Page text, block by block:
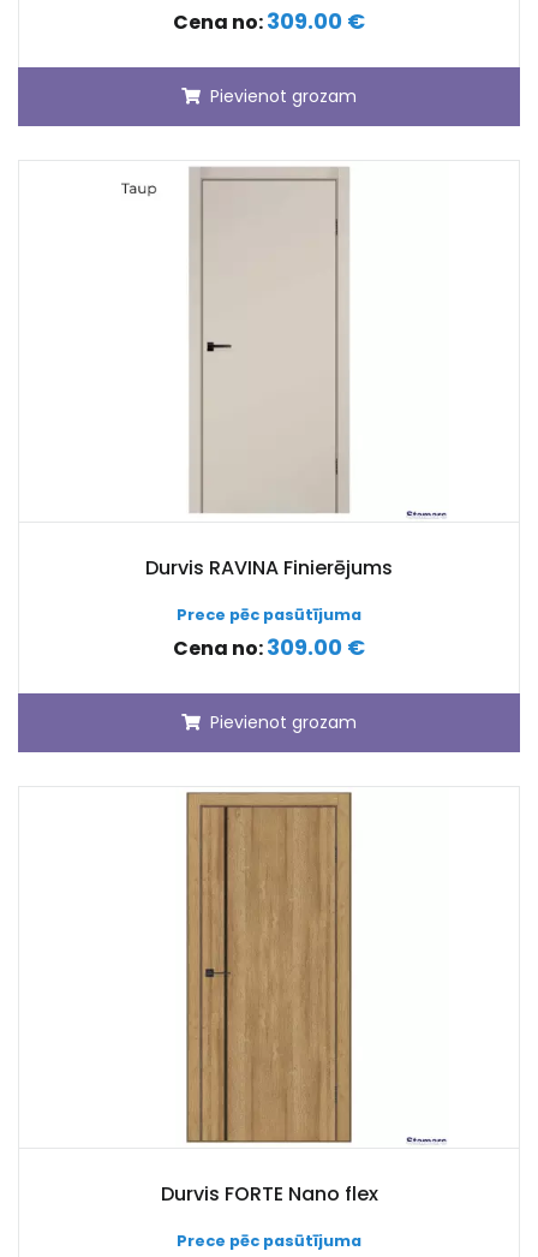
Cena no:309.00 €
Pievienot grozam
Durvis RAVINA Finierējums
Prece pēc pasūtījuma
Cena no:309.00 €
Pievienot grozam
Durvis FORTE Nano flex
Prece pēc pasūtījuma